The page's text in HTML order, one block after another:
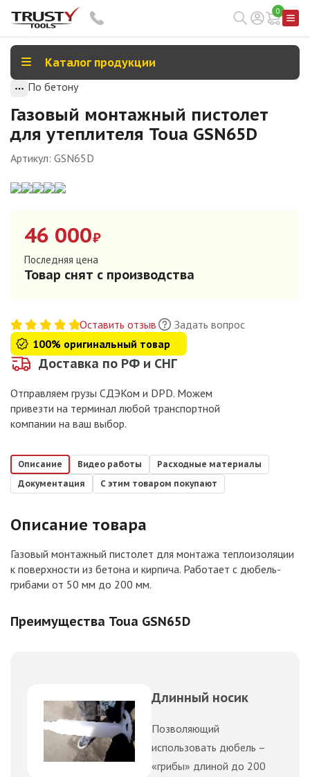
0
Каталог продукции
По бетону
Газовый монтажный пистолет
для утеплителя Toua GSN65D
Артикул: GSN65D
46 000₽
Последняя цена
Товар снят с производства
Оставить отзыв
Задать вопрос
100% оригинальный товар
Доставка по РФ и СНГ
Отправляем грузы СДЭКом и DPD. Можем
привезти на терминал любой транспортной
компании на ваш выбор.
Описание Видео работы
Расходные материалы
Документация
С этим товаром покупают
Описание товара
Газовый монтажный пистолет для монтажа теплоизоляции
к поверхности из бетона и кирпича. Работает с дюбель-
грибами от 50 мм до 200 мм.
Преимущества Toua GSN65D
Длинный носик
Позволяющий
использовать дюбель –
«грибы» длиной до 200